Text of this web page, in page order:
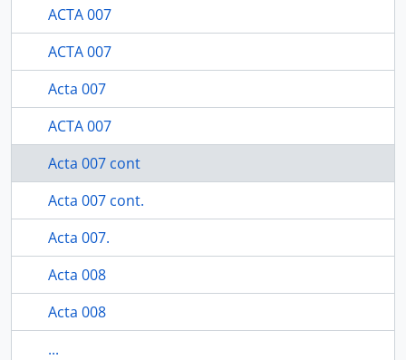
ACTA 007
ACTA 007
Acta 007
ACTA 007
Acta 007 cont
Acta 007 cont.
Acta 007.
Acta 008
Acta 008
...